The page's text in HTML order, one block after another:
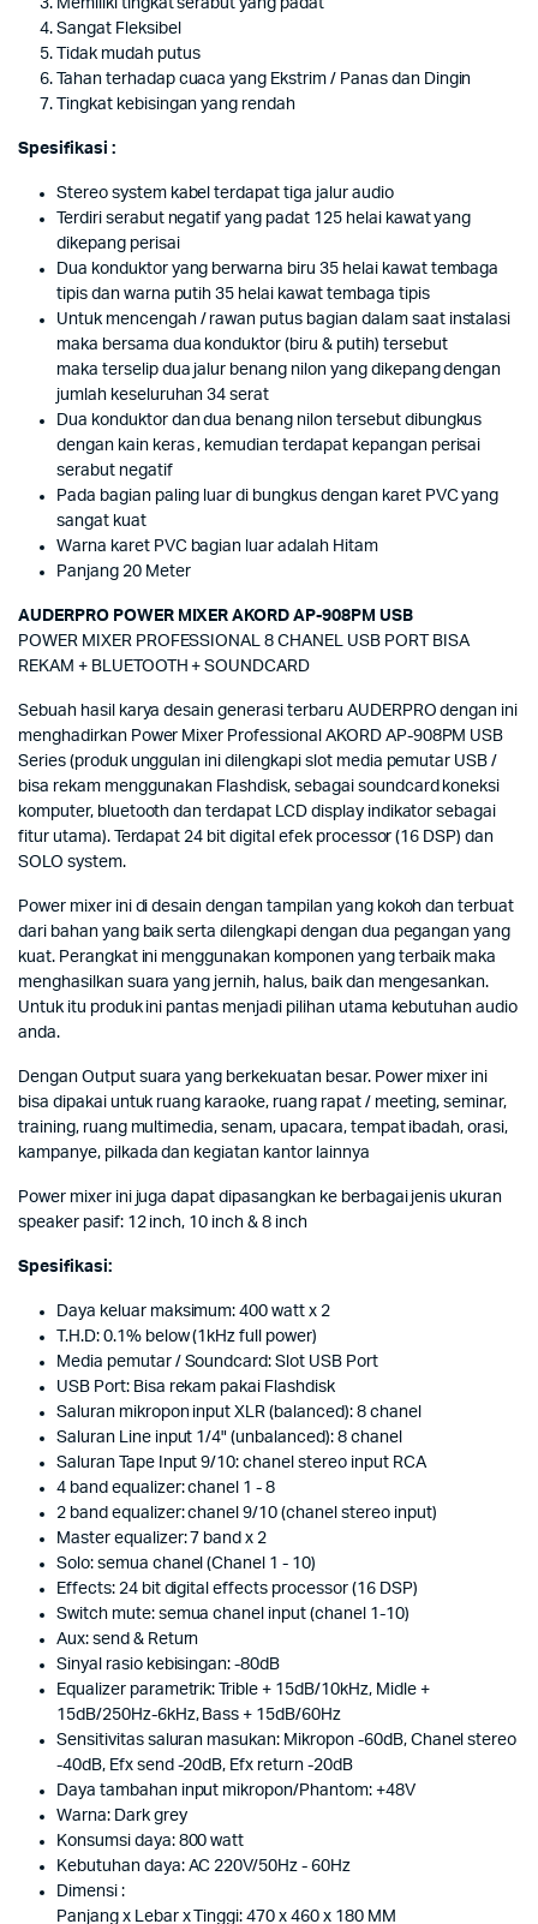
Memiliki tingkat serabut yang padat
Sangat Fleksibel
Tidak mudah putus
Tahan terhadap cuaca yang Ekstrim / Panas dan Dingin
Tingkat kebisingan yang rendah
Spesifikasi :
Stereo system kabel terdapat tiga jalur audio
Terdiri serabut negatif yang padat 125 helai kawat yang
dikepang perisai
Dua konduktor yang berwarna biru 35 helai kawat tembaga
tipis dan warna putih 35 helai kawat tembaga tipis
Untuk mencengah / rawan putus bagian dalam saat instalasi
maka bersama dua konduktor (biru & putih) tersebut
maka terselip dua jalur benang nilon yang dikepang dengan
jumlah keseluruhan 34 serat
Dua konduktor dan dua benang nilon tersebut dibungkus
dengan kain keras , kemudian terdapat kepangan perisai
serabut negatif
Pada bagian paling luar di bungkus dengan karet PVC yang
sangat kuat
Warna karet PVC bagian luar adalah Hitam
Panjang 20 Meter
AUDERPRO POWER MIXER AKORD AP-908PM USB
POWER MIXER PROFESSIONAL 8 CHANEL USB PORT BISA
REKAM + BLUETOOTH + SOUNDCARD
Sebuah hasil karya desain generasi terbaru AUDERPRO dengan ini
menghadirkan Power Mixer Professional AKORD AP-908PM USB
Series (produk unggulan ini dilengkapi slot media pemutar USB /
bisa rekam menggunakan Flashdisk, sebagai soundcard koneksi
komputer, bluetooth dan terdapat LCD display indikator sebagai
fitur utama). Terdapat 24 bit digital efek processor (16 DSP) dan
SOLO system.
Power mixer ini di desain dengan tampilan yang kokoh dan terbuat
dari bahan yang baik serta dilengkapi dengan dua pegangan yang
kuat. Perangkat ini menggunakan komponen yang terbaik maka
menghasilkan suara yang jernih, halus, baik dan mengesankan.
Untuk itu produk ini pantas menjadi pilihan utama kebutuhan audio
anda.
Dengan Output suara yang berkekuatan besar. Power mixer ini
bisa dipakai untuk ruang karaoke, ruang rapat / meeting, seminar,
training, ruang multimedia, senam, upacara, tempat ibadah, orasi,
kampanye, pilkada dan kegiatan kantor lainnya
Power mixer ini juga dapat dipasangkan ke berbagai jenis ukuran
speaker pasif: 12 inch, 10 inch & 8 inch
Spesifikasi:
Daya keluar maksimum: 400 watt x 2
T.H.D: 0.1% below (1kHz full power)
Media pemutar / Soundcard: Slot USB Port
USB Port: Bisa rekam pakai Flashdisk
Saluran mikropon input XLR (balanced): 8 chanel
Saluran Line input 1/4" (unbalanced): 8 chanel
Saluran Tape Input 9/10: chanel stereo input RCA
4 band equalizer: chanel 1 - 8
2 band equalizer: chanel 9/10 (chanel stereo input)
Master equalizer: 7 band x 2
Solo: semua chanel (Chanel 1 - 10)
Effects: 24 bit digital effects processor (16 DSP)
Switch mute: semua chanel input (chanel 1-10)
Aux: send & Return
Sinyal rasio kebisingan: -80dB
Equalizer parametrik: Trible + 15dB/10kHz, Midle +
15dB/250Hz-6kHz, Bass + 15dB/60Hz
Sensitivitas saluran masukan: Mikropon -60dB, Chanel stereo
-40dB, Efx send -20dB, Efx return -20dB
Daya tambahan input mikropon/Phantom: +48V
Warna: Dark grey
Konsumsi daya: 800 watt
Kebutuhan daya: AC 220V/50Hz - 60Hz
Dimensi :
Panjang x Lebar x Tinggi: 470 x 460 x 180 MM